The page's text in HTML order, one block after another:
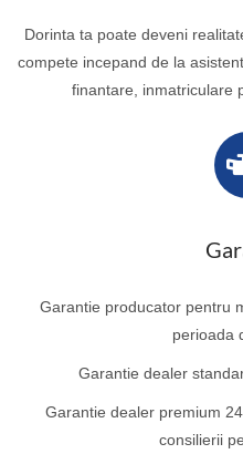
Dorinta ta poate deveni
compete incepand de la
finantare, inmatriculare
Garantie producator pentru
perioada
Garantie dealer
Garantie dealer premium
consilierii